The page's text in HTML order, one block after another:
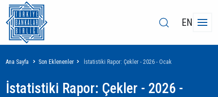
EN
Sayfa
yolu
Ana Sayfa Son Eklenenler İstatistiki Rapor: Çekler - 2026 - Ocak
İstatistiki Rapor: Çekler - 2026 -